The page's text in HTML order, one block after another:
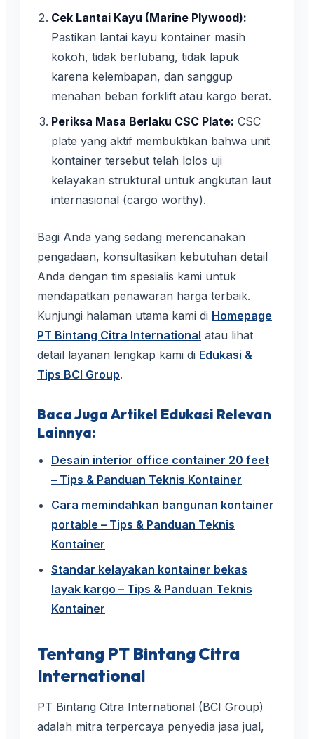
Cek Lantai Kayu (Marine Plywood):
Pastikan lantai kayu kontainer masih
kokoh, tidak berlubang, tidak lapuk
karena kelembapan, dan sanggup
menahan beban forklift atau kargo berat.
Periksa Masa Berlaku CSC Plate: CSC
plate yang aktif membuktikan bahwa unit
kontainer tersebut telah lolos uji
kelayakan struktural untuk angkutan laut
internasional (cargo worthy).
Bagi Anda yang sedang merencanakan
pengadaan, konsultasikan kebutuhan detail
Anda dengan tim spesialis kami untuk
mendapatkan penawaran harga terbaik.
Kunjungi halaman utama kami di Homepage
PT Bintang Citra International atau lihat
detail layanan lengkap kami di Edukasi &
Tips BCI Group.
Baca Juga Artikel Edukasi Relevan
Lainnya:
Desain interior office container 20 feet
– Tips & Panduan Teknis Kontainer
Cara memindahkan bangunan kontainer
portable – Tips & Panduan Teknis
Kontainer
Standar kelayakan kontainer bekas
layak kargo – Tips & Panduan Teknis
Kontainer
Tentang PT Bintang Citra
International
PT Bintang Citra International (BCI Group)
adalah mitra terpercaya penyedia jasa jual,